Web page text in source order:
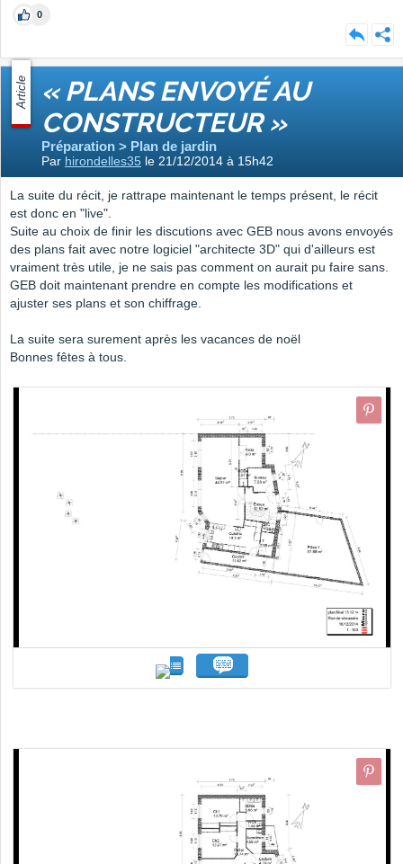
0
Article « PLANS ENVOYÉ AU
CONSTRUCTEUR »
Préparation > Plan de jardin
Par hirondelles35 le 21/12/2014 à 15h42
La suite du récit, je rattrape maintenant le temps présent, le récit
est donc en "live".
Suite au choix de finir les discutions avec GEB nous avons envoyés
des plans fait avec notre logiciel "architecte 3D" qui d'ailleurs est
vraiment très utile, je ne sais pas comment on aurait pu faire sans.
GEB doit maintenant prendre en compte les modifications et
ajuster ses plans et son chiffrage.
La suite sera surement après les vacances de noël
Bonnes fêtes à tous.